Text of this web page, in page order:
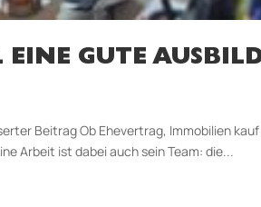
EINE GUTE
Beitrag Ob Ehevertrag, Immobilien
Arbeit ist dabei auch sein Team: die...